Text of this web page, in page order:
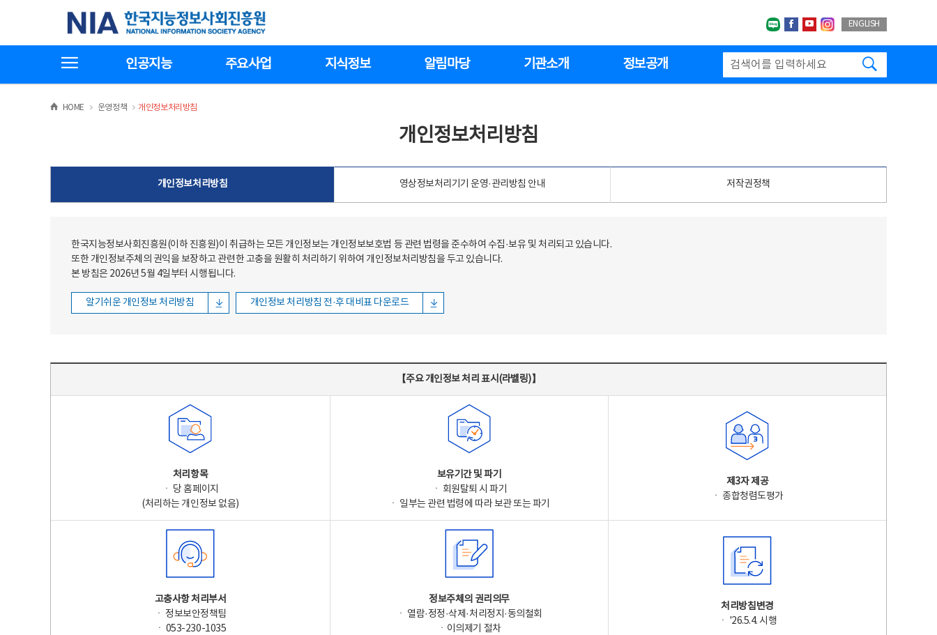
한국지능정보사회진흥원
네이버블로그
페이스북
유투브인스타그랩
ENGLISH
인공지능 주요사업 지식정보 알림마당 기관소개 정보공개
HOME >운영정책 >
개인정보처리방침
개인정보처리방침
개인정보처리방침 영상정보처리기기 운영·관리방침 안내 저작권정책
한국지능정보사회진흥원(이하 진흥원)이 취급하는 모든 개인정보는 개인정보보호법 등 관련 법령을 준수하여 수집·보유 및 처리되고 있습니다.
또한 개인정보주체의 권익을 보장하고 관련한 고충을 원활히 처리하기 위하여 개인정보처리방침을 두고 있습니다.
본 방침은 2026년 5월 4일부터 시행됩니다.
알기쉬운 개인정보 처리방침 개인정보 처리방침 전·후 대비표 다운로드
【주요 개인정보 처리 표시(라벨링)】
처리항목
ㆍ 당 홈페이지
(처리하는 개인정보 없음)
보유기간 및 파기
ㆍ 회원탈퇴 시 파기
ㆍ 일부는 관련 법령에 따라 보관 또는 파기
제3자 제공
ㆍ 종합청렴도평가
고충사항 처리부서
ㆍ 정보보안정책팀
ㆍ 053-230-1035
정보주체의 권리의무
ㆍ 열람·정정·삭제·처리정지·동의철회
ㆍ이의제기 절차
처리방침변경
ㆍ '26.5.4. 시행